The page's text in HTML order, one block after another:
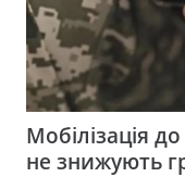
Мобілізація
не знижують